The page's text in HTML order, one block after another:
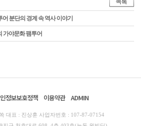
어 분단의 경계 속 역사 이야기
가야문화 팸투어
정보보호정책 이용약관 ADMIN
대표 : 진상훈 사업자번호 : 107-87-07154